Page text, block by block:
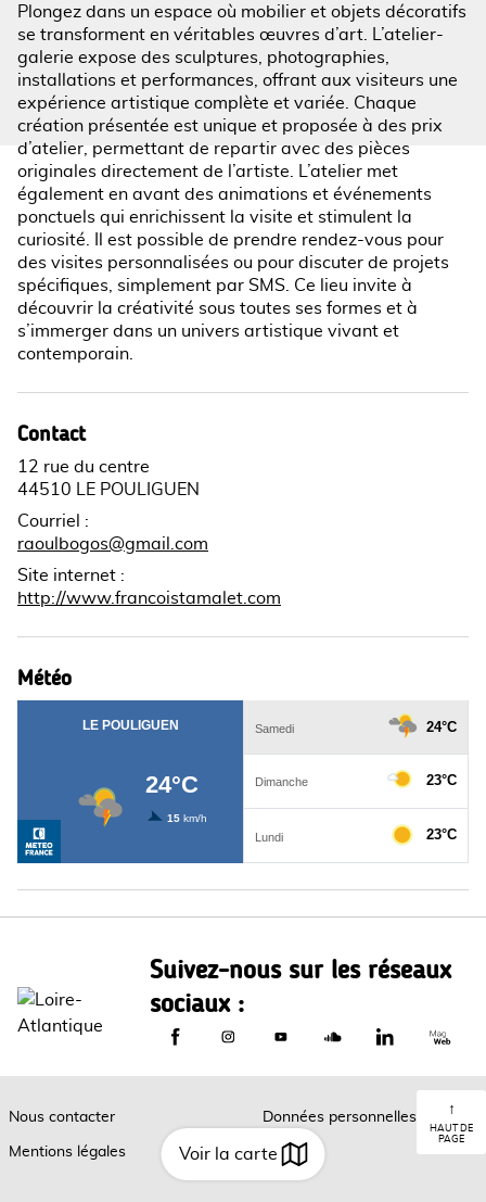
Voir la carte
Plongez dans un espace où mobilier et objets décoratifs
se transforment en véritables œuvres d’art. L’atelier-
galerie expose des sculptures, photographies,
installations et performances, offrant aux visiteurs une
expérience artistique complète et variée. Chaque
création présentée est unique et proposée à des prix
d’atelier, permettant de repartir avec des pièces
originales directement de l’artiste. L’atelier met
également en avant des animations et événements
ponctuels qui enrichissent la visite et stimulent la
curiosité. Il est possible de prendre rendez-vous pour
des visites personnalisées ou pour discuter de projets
spécifiques, simplement par SMS. Ce lieu invite à
découvrir la créativité sous toutes ses formes et à
s’immerger dans un univers artistique vivant et
contemporain.
Contact
12 rue du centre
44510 LE POULIGUEN
Courriel :
raoulbogos@gmail.com
Site internet :
http://www.francoistamalet.com
Météo
Suivez-nous sur les réseaux
sociaux :
Nous contacter
Mentions légales
Données personnelles
Cookies
↑
HAUT DE
PAGE